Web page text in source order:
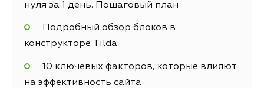
нуля за 1 день. Пошаговый план
Подробный обзор блоков в
конструкторе Tilda
10 ключевых факторов, которые влияют
на эффективность сайта